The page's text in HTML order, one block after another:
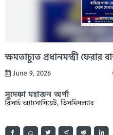
ক্ষমতাচ্যুত প্রধানমন্ত্রী ফেরার
June 9, 2026
সুদেষ্ণা মহাজন অর্পা
রিসার্চ অ্যাসোসিয়েট, ডিসমিসল্যাব